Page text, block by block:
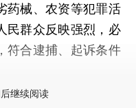
药械、农资等犯罪活
民群众反映强烈，必
符合逮捕、起诉条件
继续阅读